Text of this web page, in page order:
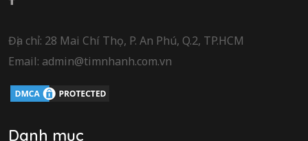
Địa chỉ: 28 Mai Chí Thọ, P. An Phú, Q.2, TP.HCM
Email: admin@timnhanh.com.vn
Danh mục